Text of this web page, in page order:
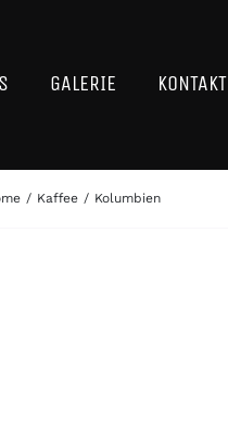
GALERIE KONTAKT
Kaffee Kolumbien